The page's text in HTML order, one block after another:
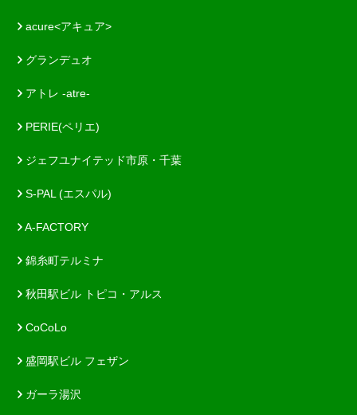
acure<アキュア>
グランデュオ
アトレ -atre-
PERIE(ペリエ)
ジェフユナイテッド市原・千葉
S-PAL (エスパル)
A-FACTORY
錦糸町テルミナ
秋田駅ビル トピコ・アルス
CoCoLo
盛岡駅ビル フェザン
ガーラ湯沢